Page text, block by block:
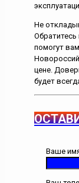
Не
помогут
цене.
будет
Ваше